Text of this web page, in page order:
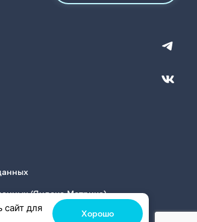
(Яндекс.Метрика)
сайт для
Хорошо